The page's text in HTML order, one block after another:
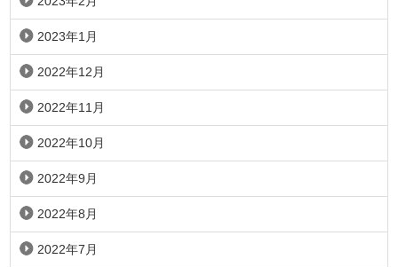
2023年1月
2022年12月
2022年11月
2022年10月
2022年9月
2022年8月
2022年7月